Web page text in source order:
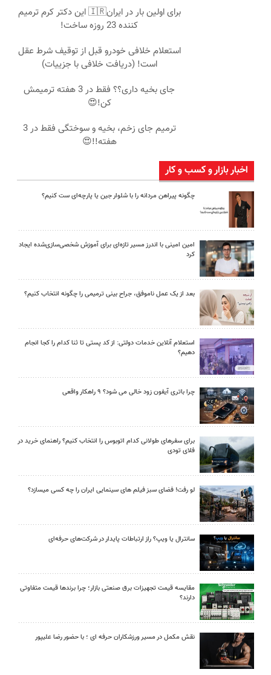
برای اولین بار در ایران🇮🇷 این دکتر کرم ترمیم
کننده 23 روزه ساخت!
استعلام خلافی خودرو قبل از توقیف شرط عقل
است! (دریافت خلافی با جزییات)
جای بخیه داری؟؟ فقط در 3 هفته ترمیمش
کن!😍
ترمیم جای زخم، بخیه و سوختگی فقط در 3
هفته!!😍
اخبار بازار و کسب و کار
چگونه پیراهن مردانه را با شلوار جین یا پارچه‌ای ست کنیم؟
امین امینی با اندرز مسیر تازه‌ای برای آموزش شخصی‌سازی‌شده ایجاد
کرد
بعد از یک عمل ناموفق، جراح بینی ترمیمی را چگونه انتخاب کنیم؟
استعلام آنلاین خدمات دولتی: از کد پستی تا ثنا کدام را کجا انجام
دهیم؟
چرا باتری آیفون زود خالی می شود؟ ۹ راهکار واقعی
برای سفرهای طولانی کدام اتوبوس را انتخاب کنیم؟ راهنمای خرید در
فلای تودی
لو رفت! فضای سبز فیلم های سینمایی ایران را چه کسی میسازد؟
سانترال یا ویپ؟ راز ارتباطات پایدار در شرکت‌های حرفه‌ای
مقایسه قیمت تجهیزات برق صنعتی بازار؛ چرا برندها قیمت متفاوتی
دارند؟
نقش مکمل در مسیر ورزشکاران حرفه ای ؛ با حضور رضا علیپور